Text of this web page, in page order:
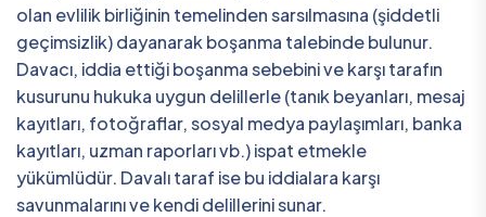
olan evlilik birliğinin temelinden sarsılmasına (şiddetli
geçimsizlik) dayanarak boşanma talebinde bulunur.
Davacı, iddia ettiği boşanma sebebini ve karşı tarafın
kusurunu hukuka uygun delillerle (tanık beyanları, mesaj
kayıtları, fotoğraflar, sosyal medya paylaşımları, banka
kayıtları, uzman raporları vb.) ispat etmekle
yükümlüdür. Davalı taraf ise bu iddialara karşı
savunmalarını ve kendi delillerini sunar.